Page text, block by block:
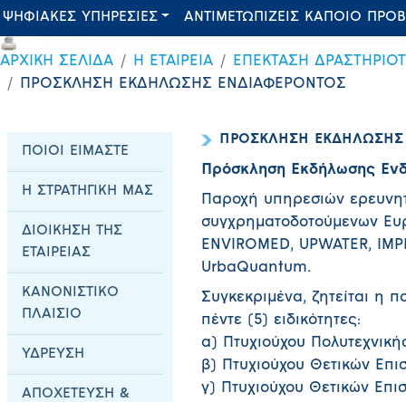
ΨΗΦΙΑΚΕΣ ΥΠΗΡΕΣΙΕΣ ΑΝΤΙΜΕΤΩΠΙΖΕΙΣ ΚΑΠΟΙΟ
ΑΡΧΙΚΗ ΣΕΛΙΔΑ Η ΕΤΑΙΡΕΙΑ
ΕΠΕΚΤΑΣΗ
ΠΡΟΣΚΛΗΣΗ ΕΚΔΗΛΩΣΗΣ ΕΝΔΙΑΦΕΡΟΝΤΟΣ
ΠΟΙΟΙ ΕΙΜΑΣΤΕ
Η ΣΤΡΑΤΗΓΙΚΗ ΜΑΣ
ΔΙΟΙΚΗΣΗ ΤΗΣ
ΕΤΑΙΡΕΙΑΣ
ΚΑΝΟΝΙΣΤΙΚΟ
ΠΛΑΙΣΙΟ
ΥΔΡΕΥΣΗ
ΑΠΟΧΕΤΕΥΣΗ &
ΠΡΟΣΚΛΗΣΗ ΕΚΔΗΛΩΣΗΣ
Πρόσκληση Εκδήλωσης
Παροχή υπηρεσιών
συγχρηματοδοτούμενων
ENVIROMED, UPWATER,
UrbaQuantum.
Συγκεκριμένα, ζητείται η
πέντε (5) ειδικότητες:
α) Πτυχιούχου
β) Πτυχιούχου Θετικών
γ) Πτυχιούχου Θετικών